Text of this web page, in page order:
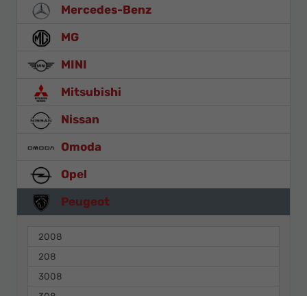
Mercedes-Benz
MG
MINI
Mitsubishi
Nissan
Omoda
Opel
Peugeot
2008
208
3008